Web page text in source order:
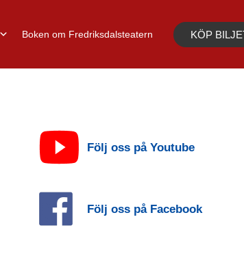
Boken om Fredriksdalsteatern KÖP
Följ oss på Youtube
Följ oss på Facebook